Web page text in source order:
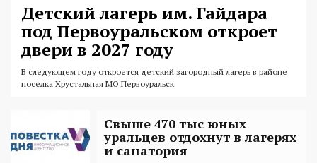
Детский лагерь им. Гайдара
под Первоуральском откроет
двери в 2027 году
В следующем году откроется детский загородный лагерь в районе
поселка Хрустальная МО Первоуральск.
Свыше 470 тыс юных
уральцев отдохнут в лагерях
и санатория